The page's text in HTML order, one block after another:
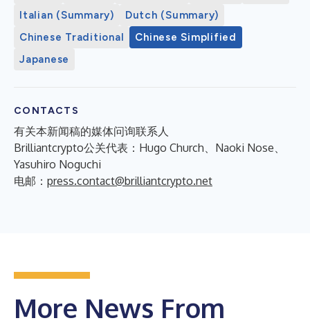
Italian (Summary)
Dutch (Summary)
Chinese Traditional
Chinese Simplified
Japanese
CONTACTS
有关本新闻稿的媒体问询联系人
Brilliantcrypto公关代表：Hugo Church、Naoki Nose、
Yasuhiro Noguchi
电邮： press.contact@brilliantcrypto.net
More News From